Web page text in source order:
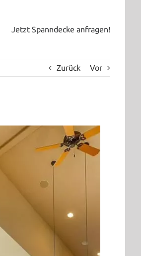
Jetzt Spanndecke anfragen!
Zurück Vor